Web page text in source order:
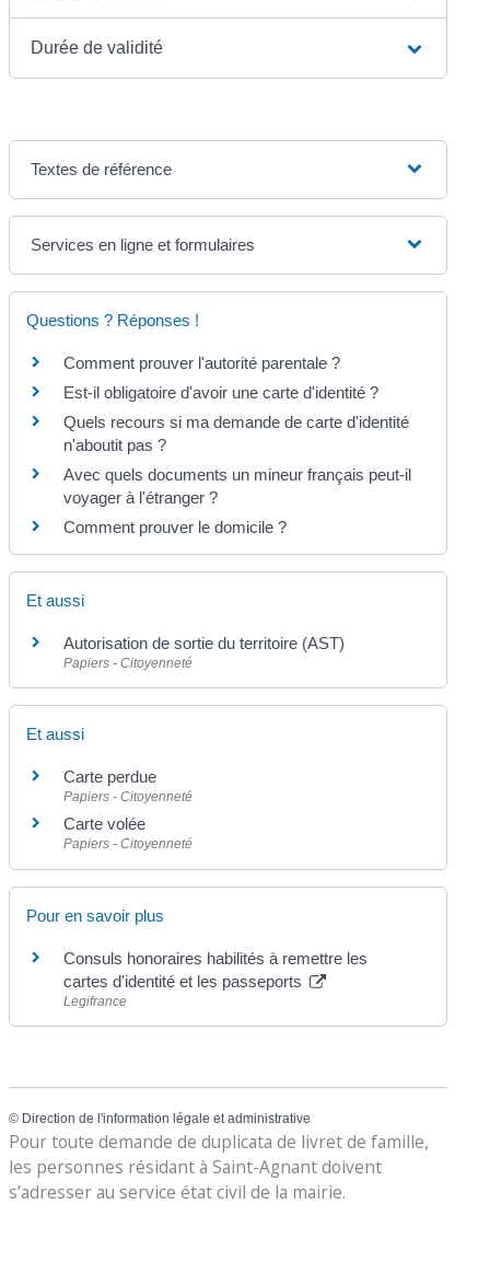
Durée de validité
Textes de référence
Services en ligne et formulaires
Questions ? Réponses !
Comment prouver l'autorité parentale ?
Est-il obligatoire d'avoir une carte d'identité ?
Quels recours si ma demande de carte d'identité
n'aboutit pas ?
Avec quels documents un mineur français peut-il
voyager à l'étranger ?
Comment prouver le domicile ?
Et aussi
Autorisation de sortie du territoire (AST)
Papiers - Citoyenneté
Et aussi
Carte perdue
Papiers - Citoyenneté
Carte volée
Papiers - Citoyenneté
Pour en savoir plus
Consuls honoraires habilités à remettre les
cartes d'identité et les passeports
Legifrance
© Direction de l'information légale et administrative
Pour toute demande de duplicata de livret de famille,
les personnes résidant à Saint-Agnant doivent
s’adresser au service état civil de la mairie.